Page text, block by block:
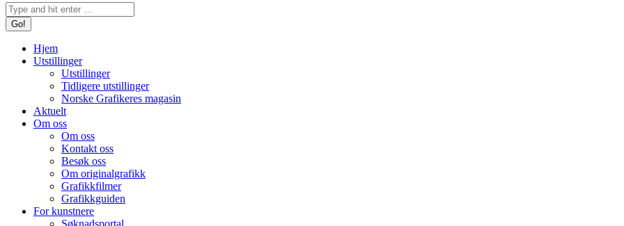
Search:
Hjem
Utstillinger
Utstillinger
Tidligere utstillinger
Norske Grafikeres magasin
Aktuelt
Om oss
Om oss
Kontakt oss
Besøk oss
Om originalgrafikk
Grafikkfilmer
Grafikkguiden
For kunstnere
Søknadsportal